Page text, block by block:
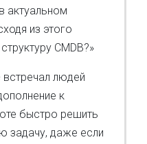
актуальном
из этого
CMDB?»
встречал людей
к
быстро решить
задачу, даже если